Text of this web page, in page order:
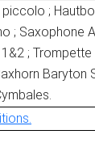
piccolo ;
; Saxophone
;
Baryton